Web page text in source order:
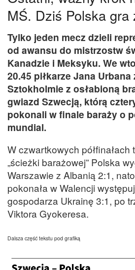
MŚ. Dziś Polska gra
Tylko jeden mecz dzieli
od awansu do mistrzostw
Kanadzie i Meksyku. We
20.45 piłkarze Jana Urbana
Sztokholmie z osłabioną
gwiazd Szwecją, którą
pokonali w finale baraży o
mundial.
W czwartkowych półfinałach
„ścieżki barażowej” Polska
Warszawie z Albanią 2:1,
pokonała w Walencji
gospodarza Ukrainę 3:1, po
Viktora Gyokeresa.
Dalsza część tekstu pod grafiką